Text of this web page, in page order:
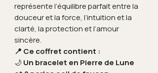
représente l’équilibre parfait entre la
douceur et la force, l’intuition et la
clarté, la protection et l’amour
sincère.
📍 Ce coffret contient :
🌙 Un bracelet en Pierre de Lune